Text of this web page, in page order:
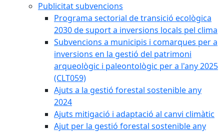
Publicitat subvencions
Programa sectorial de transició ecològica
2030 de suport a inversions locals pel clima
Subvencions a municipis i comarques per a
inversions en la gestió del patrimoni
arqueològic i paleontològic per a l'any 2025
(CLT059)
Ajuts a la gestió forestal sostenible any
2024
Ajuts mitigació i adaptació al canvi climàtic
Ajut per la gestió forestal sostenible any